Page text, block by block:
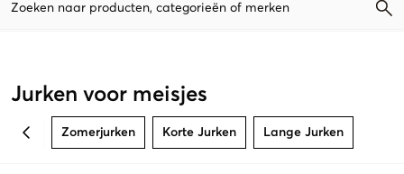
Zoeken naar producten, categorieën of merken
Jurken voor meisjes
BACK Zomerjurken Korte Jurken Lange Jurken